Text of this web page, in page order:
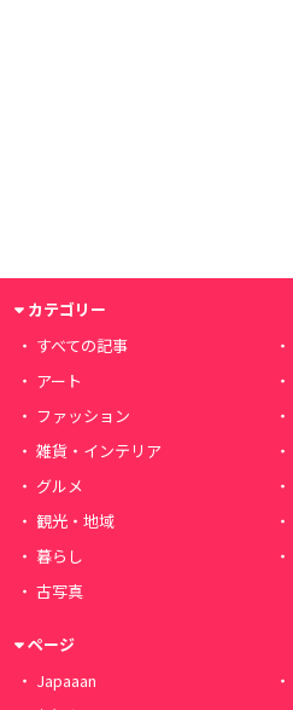
カテゴリー
すべての記事
アート
ファッション
雑貨・インテリア
グルメ
観光・地域
暮らし
古写真
ページ
Japaaan